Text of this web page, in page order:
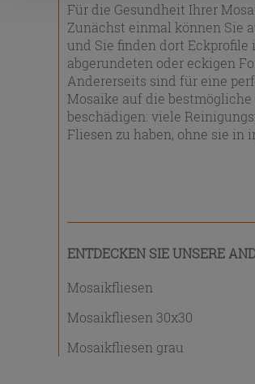
Für die Gesundheit Ihrer
Zunächst einmal können Sie
und Sie finden dort
abgerundeten oder eckigen
Andererseits sind für eine
Mosaike auf die
beschädigen: viele
Fliesen zu haben, ohne sie in
ENTDECKEN SIE UNSERE
Mosaikfliesen
Mosaikfliesen 30x30
Mosaikfliesen grau